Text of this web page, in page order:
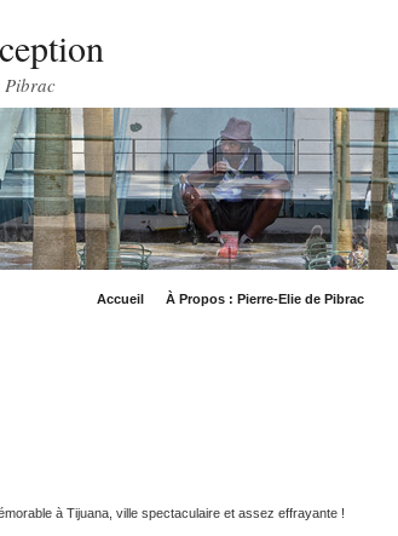
Pibrac
Accueil À Propos : Pierre-Elie de Pibrac
à Tijuana, ville spectaculaire et assez effrayante !